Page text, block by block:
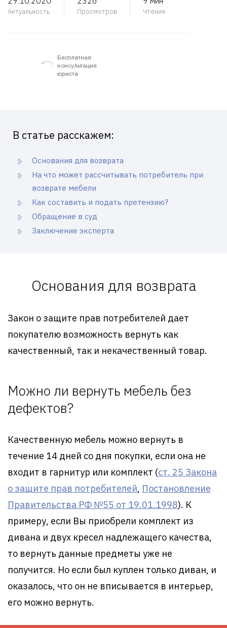
Актуальность Просмотров Чтение
Бесплатная
консультация
юриста
В статье расскажем:
Основания для возврата
На что может рассчитывать потребитель при
возврате мебели
Как составить и подать претензию?
Обращение в суд
Заключение эксперта
Основания для возврата
Закон о защите прав потребителей дает
покупателю возможность вернуть как
качественный, так и некачественный товар.
Можно ли вернуть мебель без
дефектов?
Качественную мебель можно вернуть в
течение 14 дней со дня покупки, если она не
входит в гарнитур или комплект (ст. 25 Закона
о защите прав потребителей, Постановление
Правительства РФ №55 от 19.01.1998). К
примеру, если Вы приобрели комплект из
дивана и двух кресел надлежащего качества,
то вернуть данные предметы уже не
получится. Но если был куплен только диван, и
оказалось, что он не вписывается в интерьер,
его можно вернуть.